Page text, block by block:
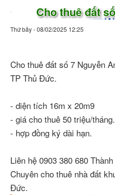
Cho thuê đất
Thứ bảy - 08/02/2025 12:25
Cho thuê đất số 7 Nguyễn
TP Thủ Đức.
- diện tích 16m x 20m9
- giá cho thuê 50 triệu/tháng.
- hợp đồng ký dài hạn.
Liên hệ 0903 380 680
Chuyên cho thuê nhà đất
Đức.